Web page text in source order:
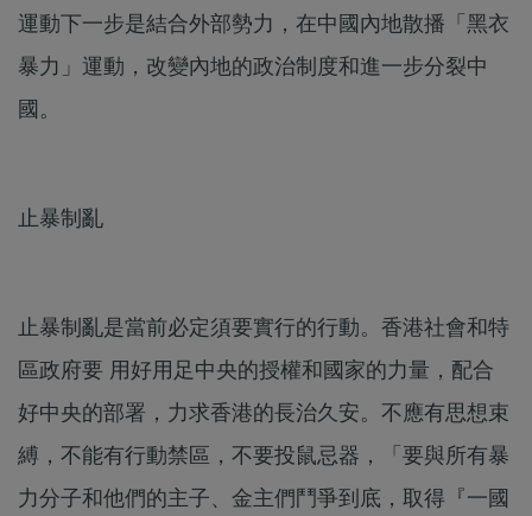
運動下一步是結合外部勢力，在中國內地散播「黑衣
暴力」運動，改變內地的政治制度和進一步分裂中
國。
止暴制亂
止暴制亂是當前必定須要實行的行動。香港社會和特
區政府要 用好用足中央的授權和國家的力量，配合
好中央的部署，力求香港的長治久安。不應有思想束
縛，不能有行動禁區，不要投鼠忌器，「要與所有暴
力分子和他們的主子、金主們鬥爭到底，取得『一國